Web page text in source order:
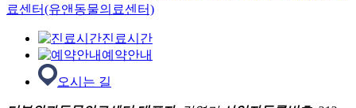
료센터(유앤동물의료센터)
진료시간
예약안내
오시는 길